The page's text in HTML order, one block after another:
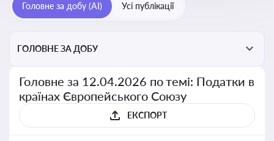
Головне за добу (AI) Усі публікації
ГОЛОВНЕ ЗА ДОБУ
Головне за 12.04.2026 по темі: Податки в
країнах Європейського Союзу
ЕКСПОРТ